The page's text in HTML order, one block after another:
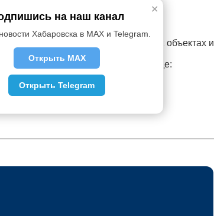
несчастных случаев на водных объектах и
о правилах безопасности на воде:
✕
на наш канал
Хабаровска в MAX и Telegram.
Открыть MAX
Открыть Telegram